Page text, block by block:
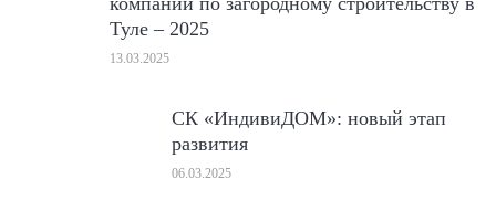
Туле – 2025
13.03.2025
СК «ИндивиДОМ»: новый этап
развития
06.03.2025